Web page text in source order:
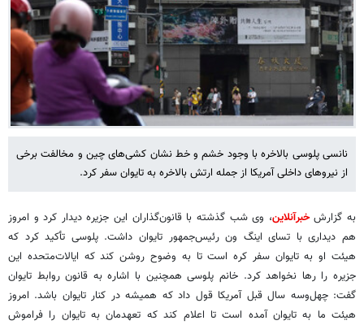
نانسی پلوسی بالاخره با وجود خشم و خط نشان کشی‌های چین و مخالفت برخی
از نیروهای داخلی آمریکا از جمله ارتش بالاخره به تایوان سفر کرد.
به گزارشخبرآنلاین، وی شب گذشته با قانون‌گذاران این جزیره دیدار کرد و امروز
هم دیداری با تسای اینگ ون رئیس‌جمهور تایوان داشت. پلوسی تأکید کرد که
هیئت او به تایوان سفر کره است تا به وضوح روشن کند که ایالات‌متحده این
جزیره را رها نخواهد کرد. خانم پلوسی همچنین با اشاره به قانون روابط تایوان
گفت: چهل‌وسه سال قبل آمریکا قول داد که همیشه در کنار تایوان باشد. امروز
هیئت ما به تایوان آمده است تا اعلام کند که تعهدمان به تایوان را فراموش